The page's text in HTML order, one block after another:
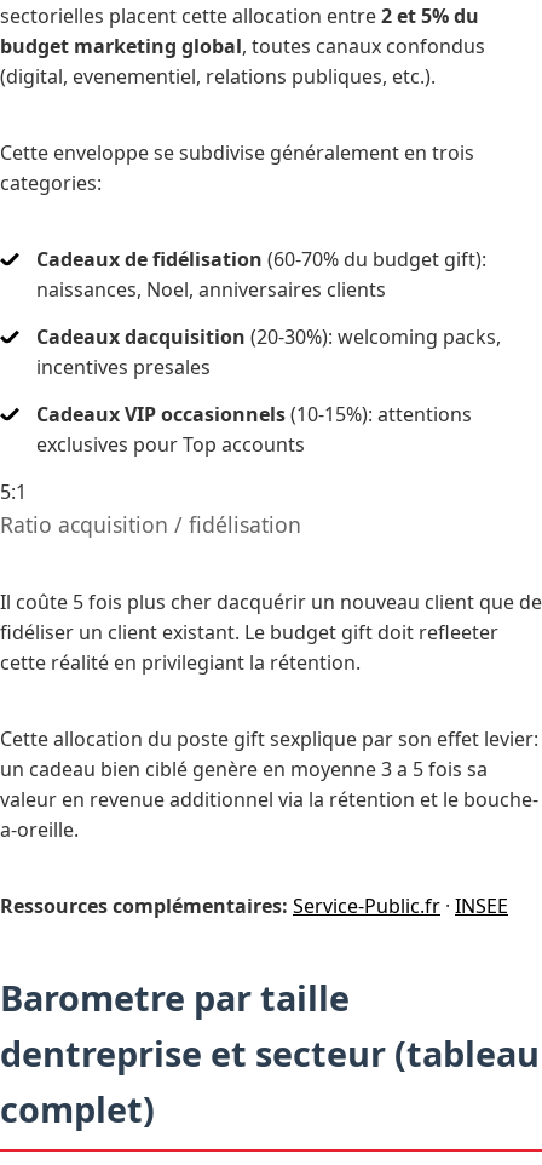
sectorielles placent cette allocation entre2 et 5% du
budget marketing global, toutes canaux confondus
(digital, evenementiel, relations publiques, etc.).
Cette enveloppe se subdivise généralement en trois
categories:
Cadeaux de fidélisation (60-70% du budget gift):
naissances, Noel, anniversaires clients
Cadeaux dacquisition (20-30%): welcoming packs,
incentives presales
Cadeaux VIP occasionnels(10-15%): attentions
exclusives pour Top accounts
5:1
Ratio acquisition / fidélisation
Il coûte 5 fois plus cher dacquérir un nouveau client que de
fidéliser un client existant. Le budget gift doit refleeter
cette réalité en privilegiant la rétention.
Cette allocation du poste gift sexplique par son effet levier:
un cadeau bien ciblé genère en moyenne 3 a 5 fois sa
valeur en revenue additionnel via la rétention et le bouche-
a-oreille.
Ressources complémentaires: Service-Public.fr · INSEE
Barometre par taille
dentreprise et secteur (tableau
complet)